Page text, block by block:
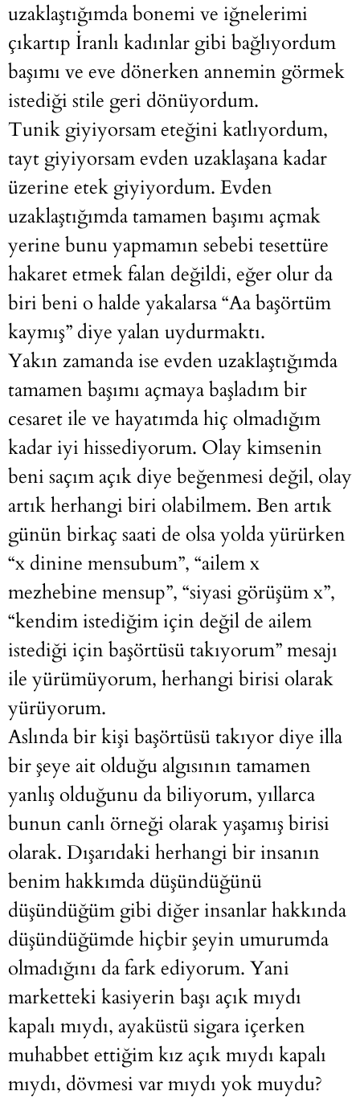
uzaklaştığımda bonemi ve iğnelerimi
çıkartıp İranlı kadınlar gibi bağlıyordum
başımı ve eve dönerken annemin görmek
istediği stile geri dönüyordum.
Tunik giyiyorsam eteğini katlıyordum,
tayt giyiyorsam evden uzaklaşana kadar
üzerine etek giyiyordum. Evden
uzaklaştığımda tamamen başımı açmak
yerine bunu yapmamın sebebi tesettüre
hakaret etmek falan değildi, eğer olur da
biri beni o halde yakalarsa “Aa başörtüm
kaymış” diye yalan uydurmaktı.
Yakın zamanda ise evden uzaklaştığımda
tamamen başımı açmaya başladım bir
cesaret ile ve hayatımda hiç olmadığım
kadar iyi hissediyorum. Olay kimsenin
beni saçım açık diye beğenmesi değil, olay
artık herhangi biri olabilmem. Ben artık
günün birkaç saati de olsa yolda yürürken
“x dinine mensubum”, “ailem x
mezhebine mensup”, “siyasi görüşüm x”,
“kendim istediğim için değil de ailem
istediği için başörtüsü takıyorum” mesajı
ile yürümüyorum, herhangi birisi olarak
yürüyorum.
Aslında bir kişi başörtüsü takıyor diye illa
bir şeye ait olduğu algısının tamamen
yanlış olduğunu da biliyorum, yıllarca
bunun canlı örneği olarak yaşamış birisi
olarak. Dışarıdaki herhangi bir insanın
benim hakkımda düşündüğünü
düşündüğüm gibi diğer insanlar hakkında
düşündüğümde hiçbir şeyin umurumda
olmadığını da fark ediyorum. Yani
marketteki kasiyerin başı açık mıydı
kapalı mıydı, ayaküstü sigara içerken
muhabbet ettiğim kız açık mıydı kapalı
mıydı, dövmesi var mıydı yok muydu?